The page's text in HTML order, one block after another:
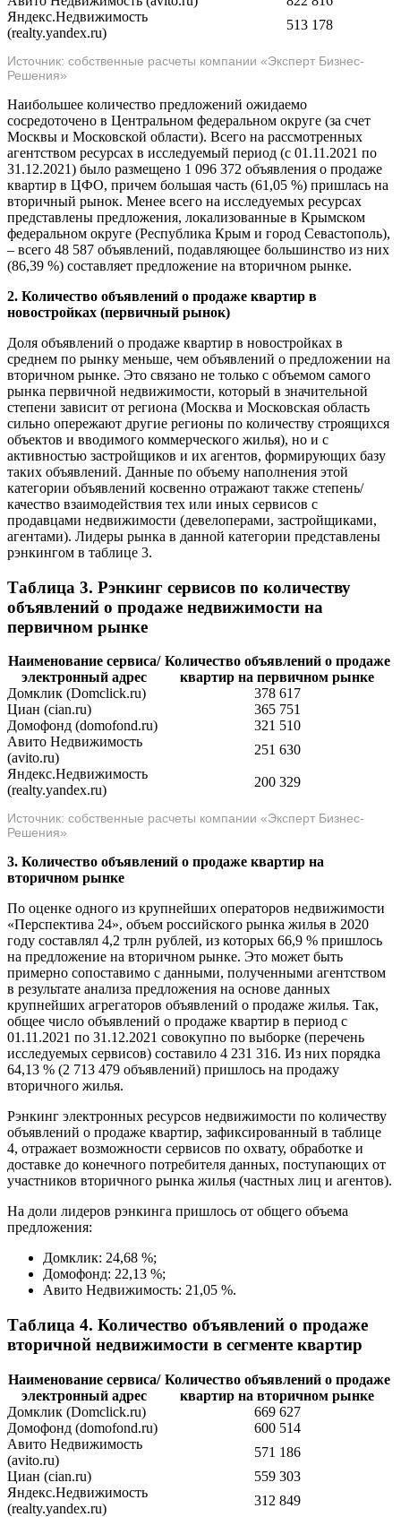
Яндекс.Недвижимость
(realty.yandex.ru)
513 178
Источник: собственные расчеты компании «Эксперт Бизнес-
Решения»
Наибольшее количество предложений ожидаемо
сосредоточено в Центральном федеральном округе (за счет
Москвы и Московской области). Всего на рассмотренных
агентством ресурсах в исследуемый период (с 01.11.2021 по
31.12.2021) было размещено 1 096 372 объявления о продаже
квартир в ЦФО, причем большая часть (61,05 %) пришлась на
вторичный рынок. Менее всего на исследуемых ресурсах
представлены предложения, локализованные в Крымском
федеральном округе (Республика Крым и город Севастополь),
– всего 48 587 объявлений, подавляющее большинство из них
(86,39 %) составляет предложение на вторичном рынке.
2. Количество объявлений о продаже квартир в
новостройках (первичный рынок)
Доля объявлений о продаже квартир в новостройках в
среднем по рынку меньше, чем объявлений о предложении на
вторичном рынке. Это связано не только с объемом самого
рынка первичной недвижимости, который в значительной
степени зависит от региона (Москва и Московская область
сильно опережают другие регионы по количеству строящихся
объектов и вводимого коммерческого жилья), но и с
активностью застройщиков и их агентов, формирующих базу
таких объявлений. Данные по объему наполнения этой
категории объявлений косвенно отражают также степень/
качество взаимодействия тех или иных сервисов с
продавцами недвижимости (девелоперами, застройщиками,
агентами). Лидеры рынка в данной категории представлены
рэнкингом в таблице 3.
Таблица 3. Рэнкинг сервисов по количеству
объявлений о продаже недвижимости на
первичном рынке
Наименование сервиса/
электронный адрес
Количество объявлений о продаже
квартир на первичном рынке
Домклик (Domclick.ru)
378 617
Циан (cian.ru)
365 751
Домофонд (domofond.ru)
321 510
Авито Недвижимость
(avito.ru)
251 630
Яндекс.Недвижимость
(realty.yandex.ru)
200 329
Источник: собственные расчеты компании «Эксперт Бизнес-
Решения»
3. Количество объявлений о продаже квартир на
вторичном рынке
По оценке одного из крупнейших операторов недвижимости
«Перспектива 24», объем российского рынка жилья в 2020
году составлял 4,2 трлн рублей, из которых 66,9 % пришлось
на предложение на вторичном рынке. Это может быть
примерно сопоставимо с данными, полученными агентством
в результате анализа предложения на основе данных
крупнейших агрегаторов объявлений о продаже жилья. Так,
общее число объявлений о продаже квартир в период с
01.11.2021 по 31.12.2021 совокупно по выборке (перечень
исследуемых сервисов) составило 4 231 316. Из них порядка
64,13 % (2 713 479 объявлений) пришлось на продажу
вторичного жилья.
Рэнкинг электронных ресурсов недвижимости по количеству
объявлений о продаже квартир, зафиксированный в таблице
4, отражает возможности сервисов по охвату, обработке и
доставке до конечного потребителя данных, поступающих от
участников вторичного рынка жилья (частных лиц и агентов).
На доли лидеров рэнкинга пришлось от общего объема
предложения:
Домклик: 24,68 %;
Домофонд: 22,13 %;
Авито Недвижимость: 21,05 %.
Таблица 4. Количество объявлений о продаже
вторичной недвижимости в сегменте квартир
Наименование сервиса/
электронный адрес
Количество объявлений о продаже
квартир на вторичном рынке
Домклик (Domclick.ru)
669 627
Домофонд (domofond.ru)
600 514
Авито Недвижимость
(avito.ru)
571 186
Циан (cian.ru)
559 303
Яндекс.Недвижимость
(realty.yandex.ru)
312 849